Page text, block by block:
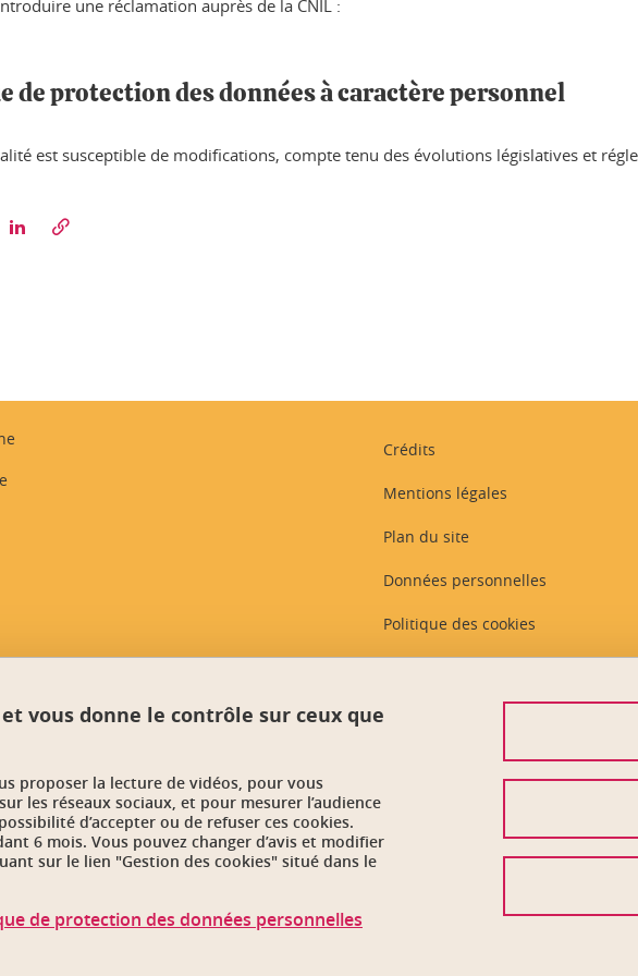
une réclamation auprès de la CNIL :
de protection des données à caractère personnel
est susceptible de modifications, compte tenu des évolutions législatives et
sur Facebook
Partager sur LinkedIn
Crédits
Mentions légales
Plan du site
Données personnelles
Politique des cookies
Plans et contacts
Intranet des personnels
vous donne le contrôle sur ceux que
proposer la lecture de vidéos, pour vous
les réseaux sociaux, et pour mesurer l’audience
d’accepter ou de refuser ces cookies.
6 mois. Vous pouvez changer d’avis et modifier
sur le lien "Gestion des cookies" situé dans le
de protection des données personnelles